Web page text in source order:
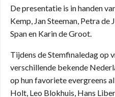
De presentatie is in handen
Kemp, Jan Steeman, Petra de
Span en Karin de Groot.
Tijdens de Stemfinaledag op
verschillende bekende
op hun favoriete evergreens
Holt, Leo Blokhuis, Hans